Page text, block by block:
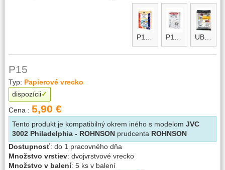
P15micro P15micro maxi UBF micro
P15
Typ: Papierové vrecko
dispozícii
Cena : 5,90 €
Tento produkt je kompatibilný okrem iného s modelom JVC
3002 Philadelphia - ROHNSON prudcenta ROHNSON
Dostupnosť: do 1 pracovného dňa
Množstvo vrstiev: dvojvrstvové vrecko
Množstvo v balení: 5 ks v balení